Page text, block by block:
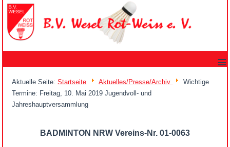
≡
Aktuelle Seite:Startseite Aktuelles/Presse/Archiv
Wichtige
Termine: Freitag, 10. Mai 2019 Jugendvoll- und
Jahreshauptversammlung
BADMINTON NRW Vereins-Nr. 01-0063